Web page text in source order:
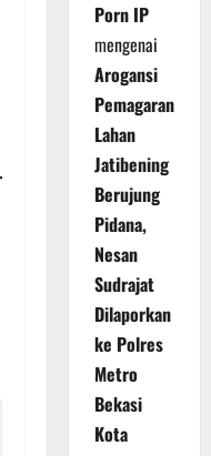
Porn IP
mengenai
Arogansi
Pemagaran
Lahan
Jatibening
Berujung
Pidana,
Nesan
Sudrajat
Dilaporkan
ke Polres
Metro
Bekasi
Kota